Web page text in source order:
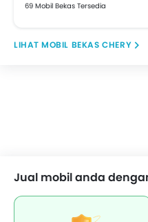
69 Mobil Bekas Tersedia
MOBIL BEKAS CHERY
Jual mobil anda